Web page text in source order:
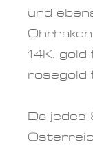
und
14K. gold
rosegold
Da jedes